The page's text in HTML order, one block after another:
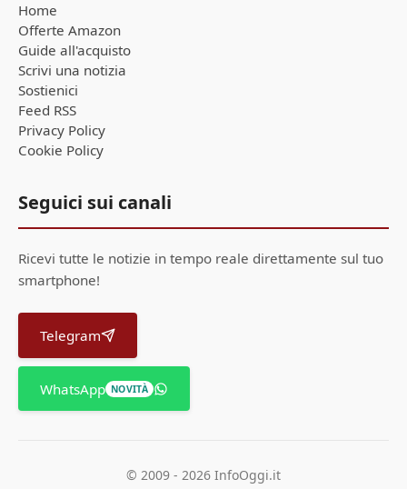
Home
Offerte Amazon
Guide all'acquisto
Scrivi una notizia
Sostienici
Feed RSS
Privacy Policy
Cookie Policy
Seguici sui canali
Ricevi tutte le notizie in tempo reale direttamente sul tuo
smartphone!
Telegram
WhatsApp NOVITÀ
© 2009 - 2026 InfoOggi.it